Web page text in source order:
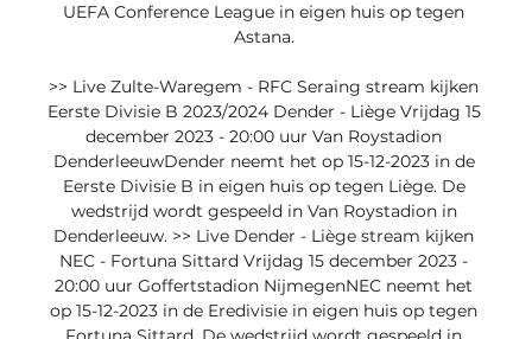
UEFA Conference League in eigen huis op tegen
Astana.
>> Live Zulte-Waregem - RFC Seraing stream kijken
Eerste Divisie B 2023/2024 Dender - Liège Vrijdag 15
december 2023 - 20:00 uur Van Roystadion
DenderleeuwDender neemt het op 15-12-2023 in de
Eerste Divisie B in eigen huis op tegen Liège. De
wedstrijd wordt gespeeld in Van Roystadion in
Denderleeuw. >> Live Dender - Liège stream kijken
NEC - Fortuna Sittard Vrijdag 15 december 2023 -
20:00 uur Goffertstadion NijmegenNEC neemt het
op 15-12-2023 in de Eredivisie in eigen huis op tegen